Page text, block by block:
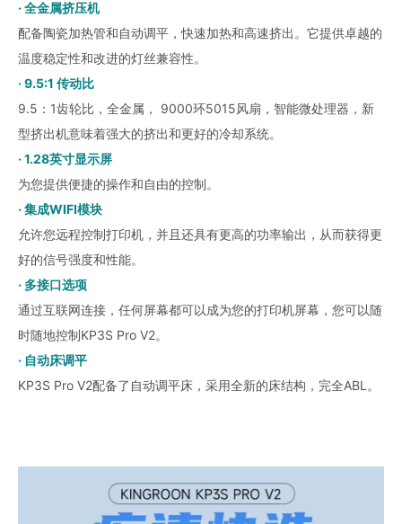
· 全金属挤压机
配备陶瓷加热管和自动调平，快速加热和高速挤出。它提供卓越的
温度稳定性和改进的灯丝兼容性。
· 9.5:1 传动比
9.5：1齿轮比，全金属， 9000环5015风扇，智能微处理器，新
型挤出机意味着强大的挤出和更好的冷却系统。
· 1.28英寸显示屏
为您提供便捷的操作和自由的控制。
· 集成WIFI模块
允许您远程控制打印机，并且还具有更高的功率输出，从而获得更
好的信号强度和性能。
· 多接口选项
通过互联网连接，任何屏幕都可以成为您的打印机屏幕，您可以随
时随地控制KP3S Pro V2。
· 自动床调平
KP3S Pro V2配备了自动调平床，采用全新的床结构，完全ABL。